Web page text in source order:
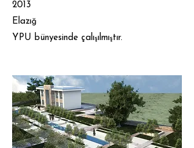
2013
Elazığ
YPU bünyesinde çalışılmıştır.